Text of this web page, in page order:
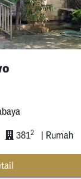
3812 | Rumah